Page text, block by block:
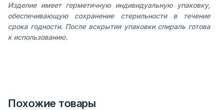
Изделие имеет герметичную индивидуальную упаковку,
обеспечивающую сохранение стерильности в течение
срока годности. После вскрытия упаковки спираль готова
к использованию.
Похожие товары